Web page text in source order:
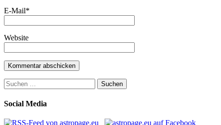
E-Mail*
Website
Suchen
nach:
Social Media